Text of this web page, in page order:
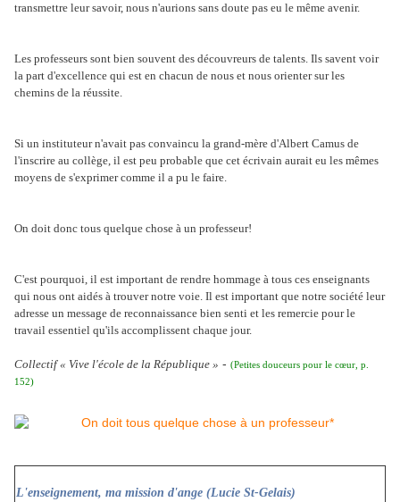
transmettre leur savoir, nous n'aurions sans doute pas eu le même avenir.
Les professeurs sont bien souvent des découvreurs de talents. Ils savent voir
la part d'excellence qui est en chacun de nous et nous orienter sur les
chemins de la réussite.
Si un instituteur n'avait pas convaincu la grand-mère d'Albert Camus de
l'inscrire au collège, il est peu probable que cet écrivain aurait eu les mêmes
moyens de s'exprimer comme il a pu le faire.
On doit donc tous quelque chose à un professeur!
C'est pourquoi, il est important de rendre hommage à tous ces enseignants
qui nous ont aidés à trouver notre voie. Il est important que notre société leur
adresse un message de reconnaissance bien senti et les remercie pour le
travail essentiel qu'ils accomplissent chaque jour.
Collectif « Vive l'école de la République » - (Petites douceurs pour le cœur , p.
152)
L'enseignement, ma mission d'ange (Lucie St-Gelais)